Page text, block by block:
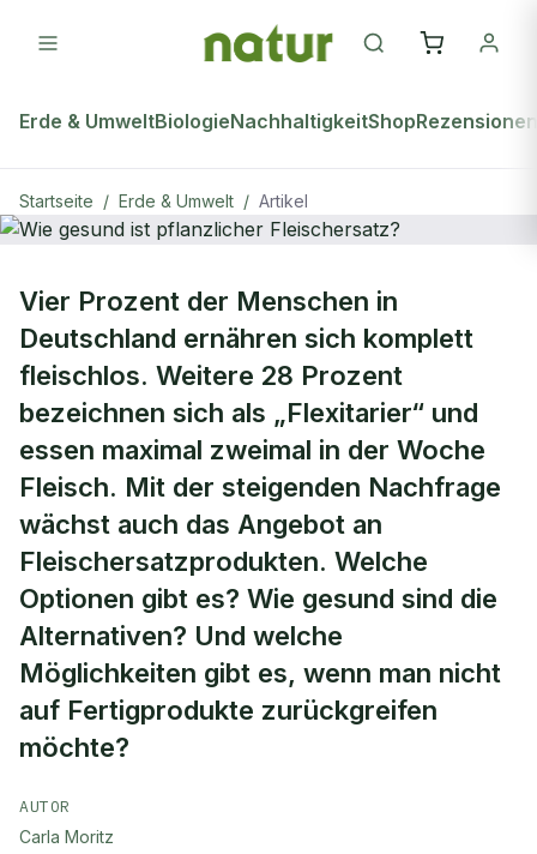
Erde & UmweltBiologieNachhaltigkeitShopRezensionen
Startseite / Erde & Umwelt / Artikel
Wie gesund ist pflanzlicher
Fleischersatz?
Vier Prozent der Menschen in
Deutschland ernähren sich komplett
fleischlos. Weitere 28 Prozent
bezeichnen sich als „Flexitarier“ und
essen maximal zweimal in der Woche
Fleisch. Mit der steigenden Nachfrage
wächst auch das Angebot an
Fleischersatzprodukten. Welche
Optionen gibt es? Wie gesund sind die
Alternativen? Und welche
Möglichkeiten gibt es, wenn man nicht
auf Fertigprodukte zurückgreifen
möchte?
AUTOR
Carla Moritz